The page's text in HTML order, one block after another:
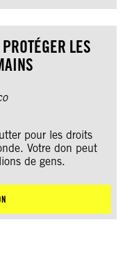
LES
pour les droits
Votre don peut
de gens.